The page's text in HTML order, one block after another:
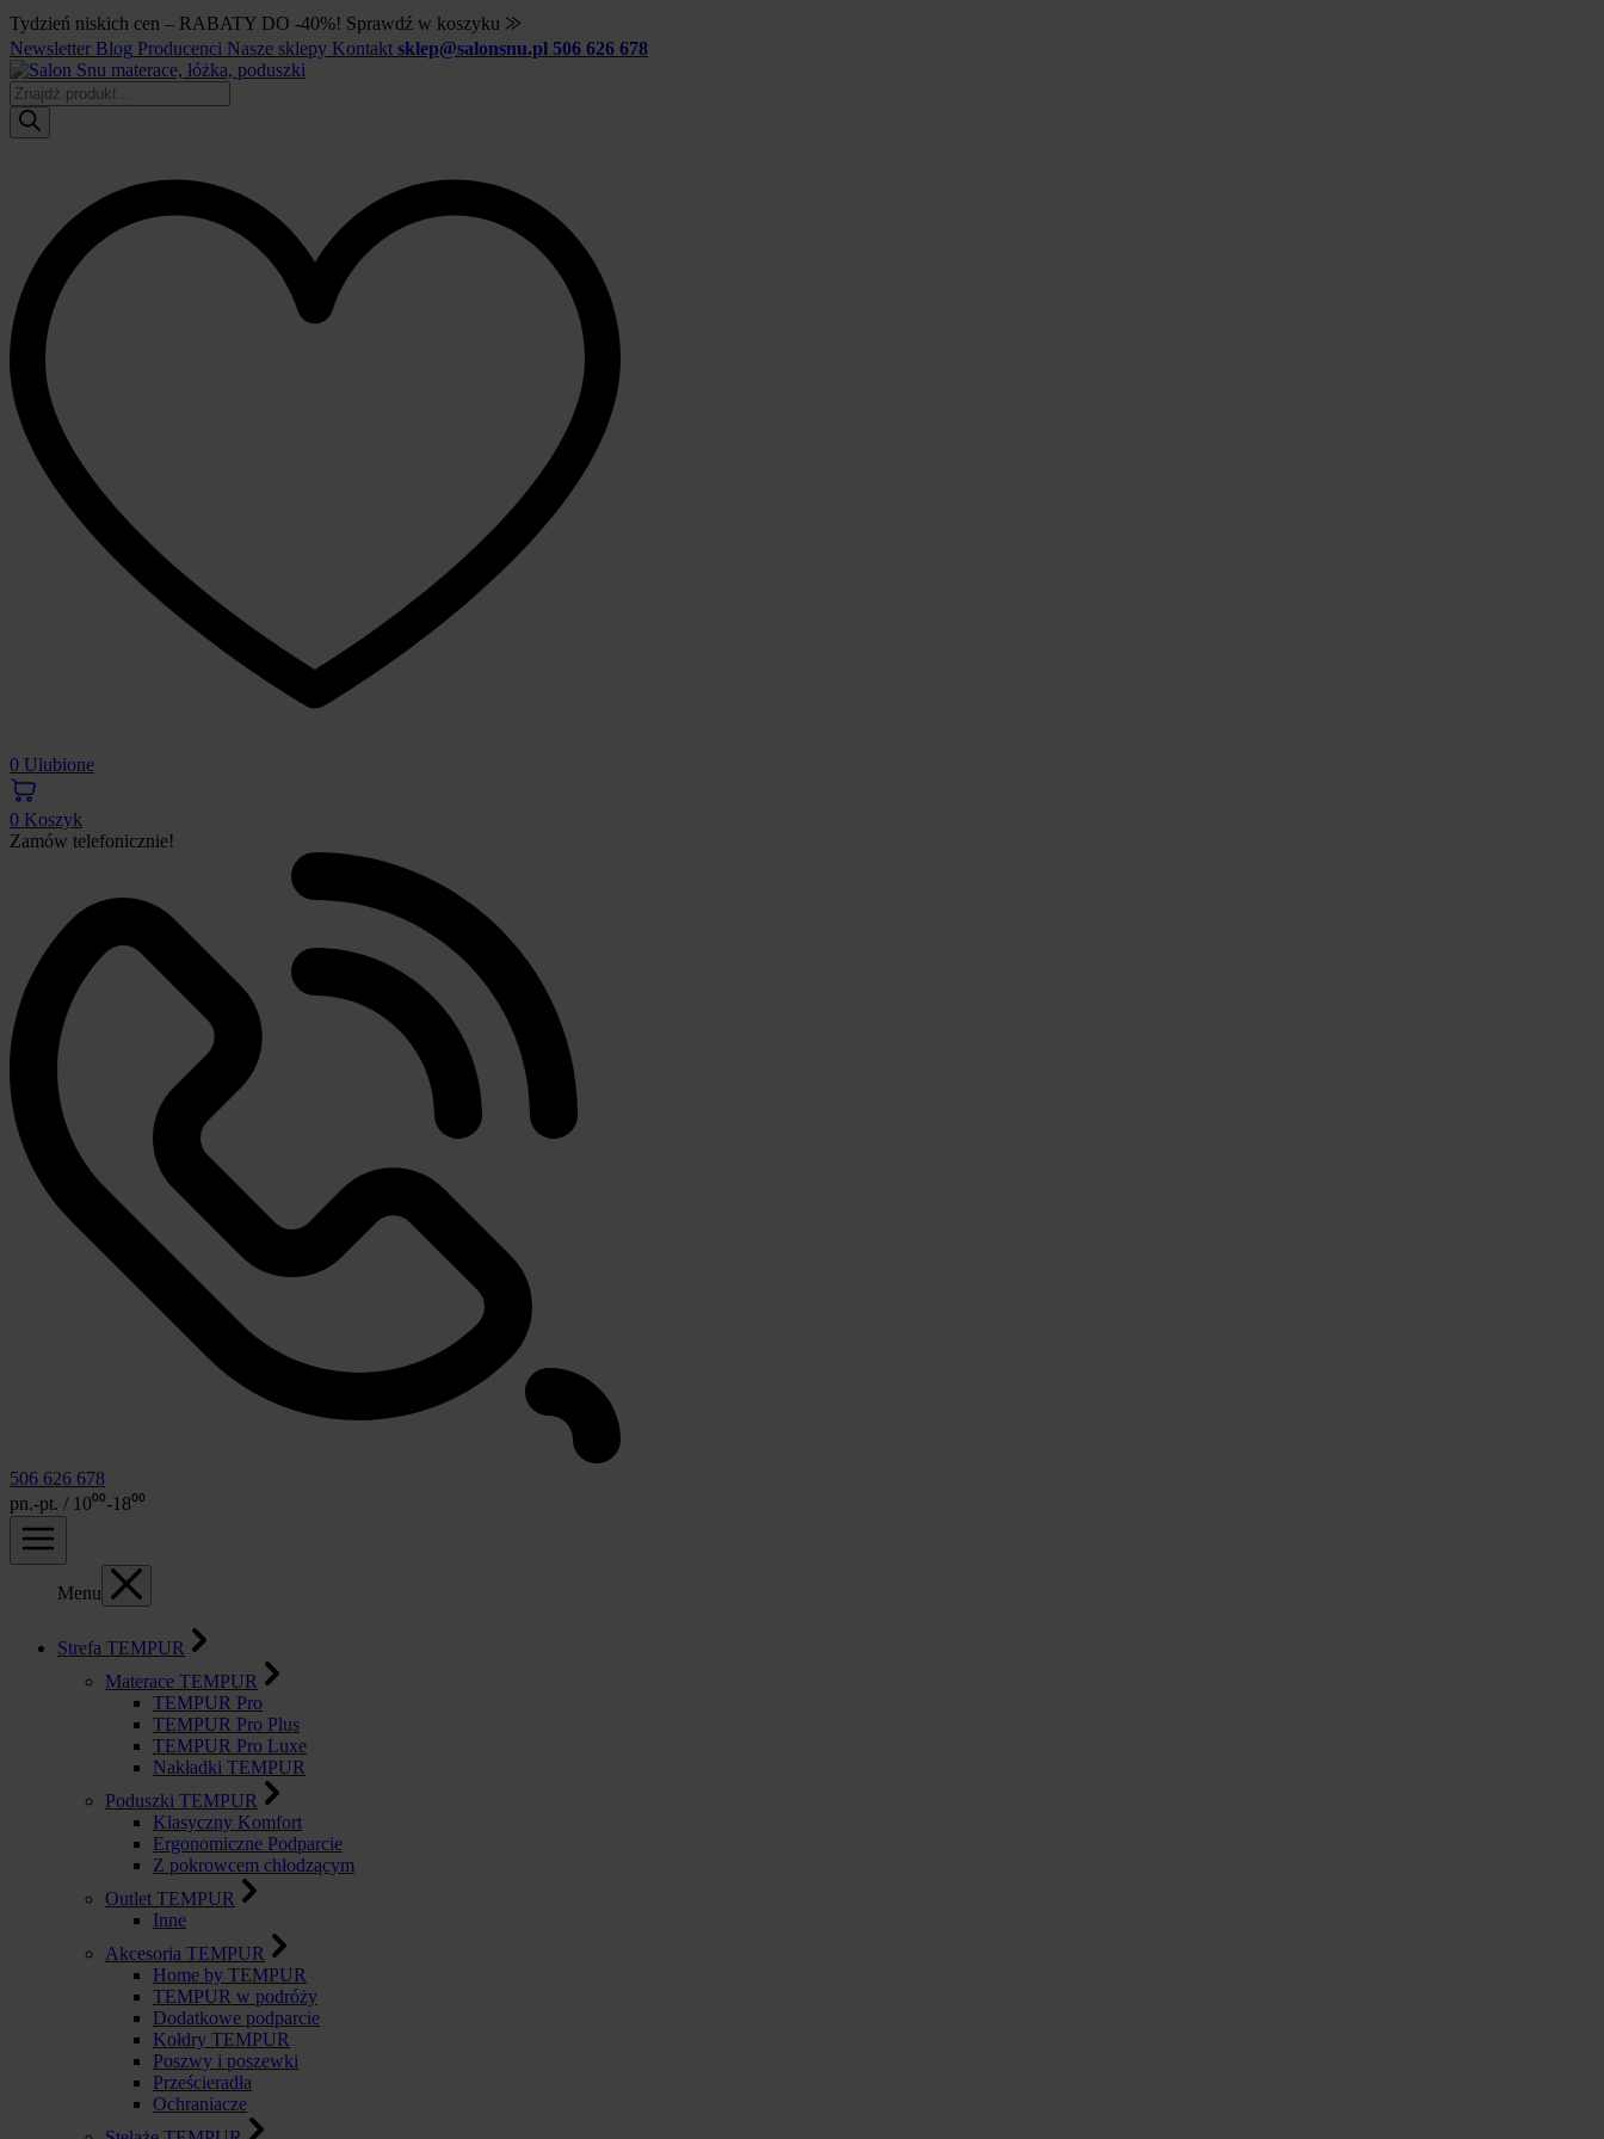
Tydzień niskich cen – RABATY DO -40%! Sprawdź w koszyku ⨠
Newsletter Blog Producenci Nasze sklepy Kontakt sklep@salonsnu.pl 506 626 678
Wyszukiwarka
produktów
0 Ulubione
0 Koszyk
Zamów telefonicznie!
506 626 678
pn.-pt. / 10⁰⁰-18⁰⁰
Menu
Strefa TEMPUR
Materace TEMPUR
TEMPUR Pro
TEMPUR Pro Plus
TEMPUR Pro Luxe
Nakładki TEMPUR
Poduszki TEMPUR
Klasyczny Komfort
Ergonomiczne Podparcie
Z pokrowcem chłodzącym
Outlet TEMPUR
Inne
Akcesoria TEMPUR
Home by TEMPUR
TEMPUR w podróży
Dodatkowe podparcie
Kołdry TEMPUR
Poszwy i poszewki
Prześcieradła
Ochraniacze